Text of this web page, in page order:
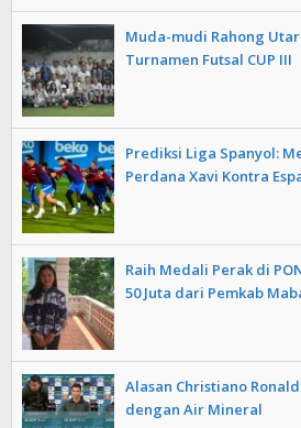
Muda-mudi Rahong
Turnamen Futsal CUP III
Prediksi Liga Spanyol:
Perdana Xavi Kontra
Raih Medali Perak di
50 Juta dari Pemkab
Alasan Christiano
dengan Air Mineral